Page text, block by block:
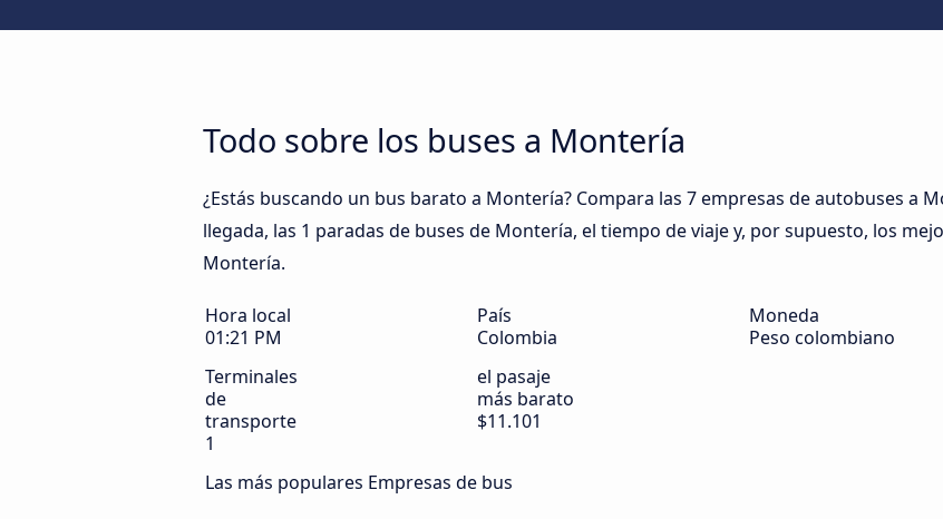
Todo sobre los buses a Montería
¿Estás buscando un bus barato a Montería? Compara las 7 empresas de autobuses a
llegada, las 1 paradas de buses de Montería, el tiempo de viaje y, por supuesto, los
Montería.
Hora local
01:21 PM
País
Colombia
Moneda
Peso colombiano
Terminales
de
transporte
1
el pasaje
más barato
$11.101
Las más populares Empresas de bus